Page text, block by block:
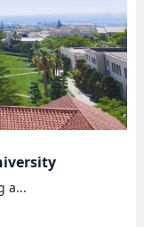
a...